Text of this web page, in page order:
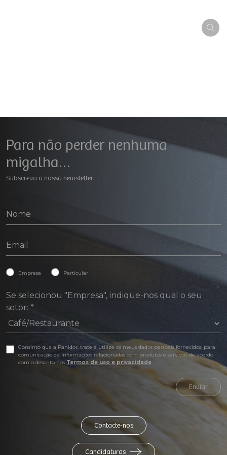
Para não perder nenhuma
migalha…
Subscreva a nossa newsletter
Empresa Particular
Se selecionou "Empresa", indique-nos qual o seu
setor: *
Consinto que a Panidor, trate e utilize os meus dados pessoais fornecidos, para
comunicação de informações relacionadas com produtos e serviços, de acordo
com o descrito nos Termos de uso e privacidade
Enviar
Contacte-nos
Candidaturas